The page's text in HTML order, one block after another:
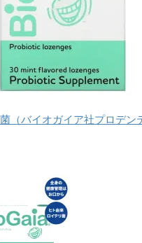
（バイオガイア社プロデン